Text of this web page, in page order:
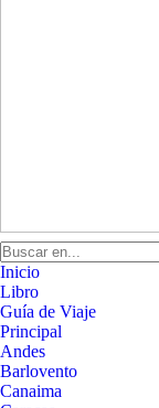
Inicio
Libro
Guía de Viaje
Principal
Andes
Barlovento
Canaima